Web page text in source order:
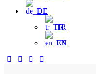
DE
TR
EN